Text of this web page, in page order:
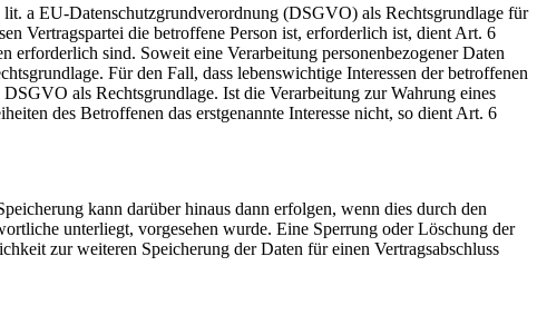
a EU-Datenschutzgrundverordnung (DSGVO) als Rechtsgrundlage für
Vertragspartei die betroffene Person ist, erforderlich ist, dient Art. 6
sind. Soweit eine Verarbeitung personenbezogener Daten
Für den Fall, dass lebenswichtige Interessen der betroffenen
als Rechtsgrundlage. Ist die Verarbeitung zur Wahrung eines
des Betroffenen das erstgenannte Interesse nicht, so dient Art. 6
kann darüber hinaus dann erfolgen, wenn dies durch den
unterliegt, vorgesehen wurde. Eine Sperrung oder Löschung der
zur weiteren Speicherung der Daten für einen Vertragsabschluss